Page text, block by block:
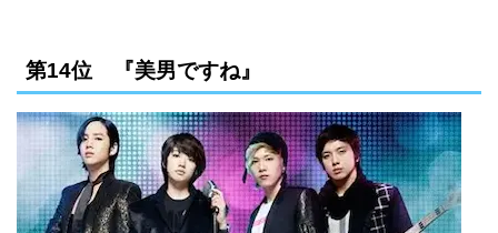
第14位 『美男ですね』